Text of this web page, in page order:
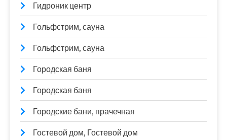
Гидроник центр
Гольфстрим, сауна
Гольфстрим, сауна
Городская баня
Городская баня
Городские бани, прачечная
Гостевой дом, Гостевой дом